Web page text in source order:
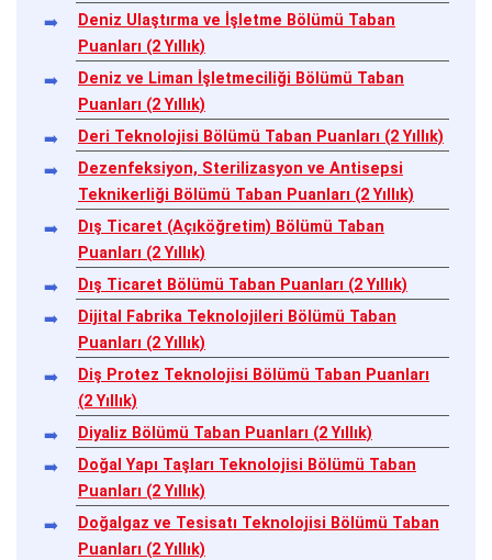
Deniz Ulaştırma ve İşletme Bölümü Taban
Puanları (2 Yıllık)
Deniz ve Liman İşletmeciliği Bölümü Taban
Puanları (2 Yıllık)
Deri Teknolojisi Bölümü Taban Puanları (2 Yıllık)
Dezenfeksiyon, Sterilizasyon ve Antisepsi
Teknikerliği Bölümü Taban Puanları (2 Yıllık)
Dış Ticaret (Açıköğretim) Bölümü Taban
Puanları (2 Yıllık)
Dış Ticaret Bölümü Taban Puanları (2 Yıllık)
Dijital Fabrika Teknolojileri Bölümü Taban
Puanları (2 Yıllık)
Diş Protez Teknolojisi Bölümü Taban Puanları
(2 Yıllık)
Diyaliz Bölümü Taban Puanları (2 Yıllık)
Doğal Yapı Taşları Teknolojisi Bölümü Taban
Puanları (2 Yıllık)
Doğalgaz ve Tesisatı Teknolojisi Bölümü Taban
Puanları (2 Yıllık)